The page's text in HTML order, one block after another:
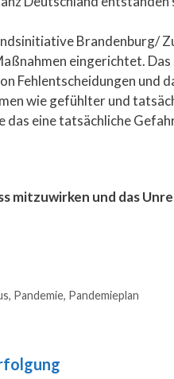
Brandenburg/
eingerichtet.
Fehlentscheidungen und
wie gefühlter und
das eine tatsächliche
mitzuwirken und das
, Pandemie, Pandemieplan